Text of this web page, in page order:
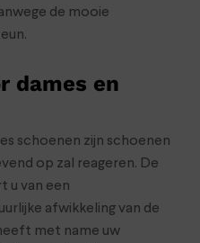
de mooie
dames en
schoenen zijn schoenen
op zal reageren. De
u van een
afwikkeling van de
met name uw